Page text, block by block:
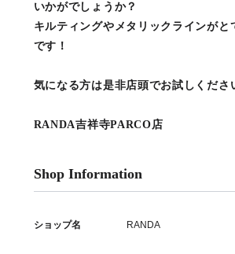
いかがでしょうか？
キルティングやメタリックラインが
です！
気になる方は是非店頭でお試しくださ
RANDA吉祥寺PARCO店
Shop Information
ショップ名 RANDA